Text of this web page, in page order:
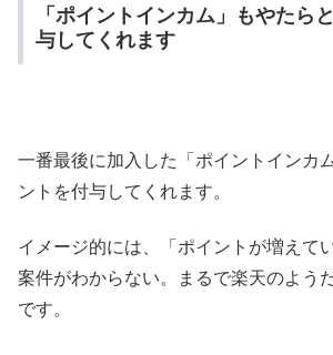
「ポイントインカム」もやたら
与してくれます
一番最後に加入した「ポイントインカ
ントを付与してくれます。
イメージ的には、「ポイントが増えて
案件がわからない。まるで楽天のよう
です。